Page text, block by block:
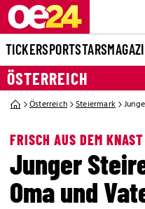
TICKERSPORTSTARS
ÖSTERREICH
Österreich Steiermark
FRISCH AUS DEM KNAST
Junger
Oma und